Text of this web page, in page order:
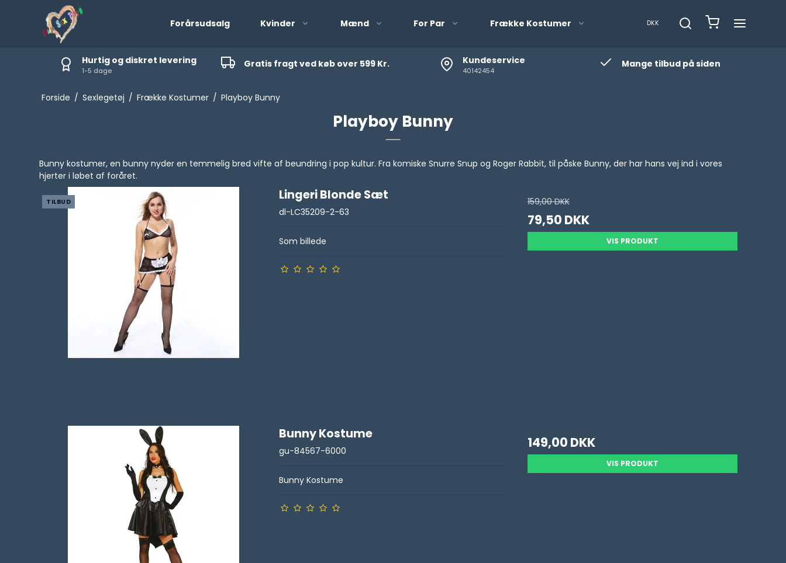
Forårsudsalg Kvinder
G-punkts Dildoer
Vibrator Æg og Kugler
Leggings
Mænd For Par Frække Kostumer DKK
Hurtig og diskret levering
1-5 dage
Gratis fragt ved køb over 599 Kr. Kundeservice
40142454
Mange tilbud på siden
Forside / Sexlegetøj / Frække Kostumer / Playboy Bunny
Playboy Bunny
Bunny kostumer, en bunny nyder en temmelig bred vifte af beundring i pop kultur. Fra komiske Snurre Snup og Roger Rabbit, til påske Bunny, der har hans vej ind i vores
hjerter i løbet af foråret.
TILBUD Lingeri Blonde Sæt
dl-LC35209-2-63
Som billede
159,00 DKK
79,50 DKK
VIS PRODUKT
Bunny Kostume
gu-84567-6000
Bunny Kostume
149,00 DKK
VIS PRODUKT